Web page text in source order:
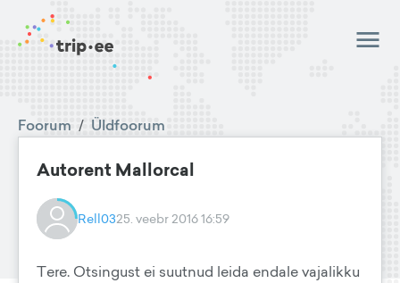
Foorum / Üldfoorum
Autorent Mallorcal
Rell0325. veebr 2016 16:59
Tere. Otsingust ei suutnud leida endale vajalikku